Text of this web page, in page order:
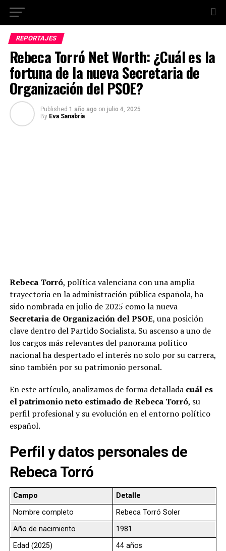
REPORTAJES
Rebeca Torró Net Worth: ¿Cuál es la
fortuna de la nueva Secretaria de
Organización del PSOE?
Published 1 año ago on julio 4, 2025
By Eva Sanabria
Rebeca Torró, política valenciana con una amplia
trayectoria en la administración pública española, ha
sido nombrada en julio de 2025 como la nueva
Secretaria de Organización del PSOE, una posición
clave dentro del Partido Socialista. Su ascenso a uno de
los cargos más relevantes del panorama político
nacional ha despertado el interés no solo por su carrera,
sino también por su patrimonio personal.
En este artículo, analizamos de forma detallada cuál es
el patrimonio neto estimado de Rebeca Torró, su
perfil profesional y su evolución en el entorno político
español.
Perfil y datos personales de
Rebeca Torró
Campo
Detalle
Nombre completo
Rebeca Torró Soler
Año de nacimiento
1981
Edad (2025)
44 años